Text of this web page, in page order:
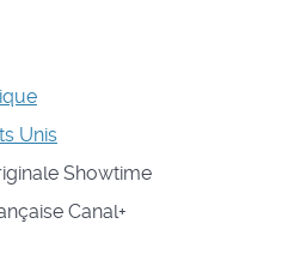
Unis
Showtime
Canal+